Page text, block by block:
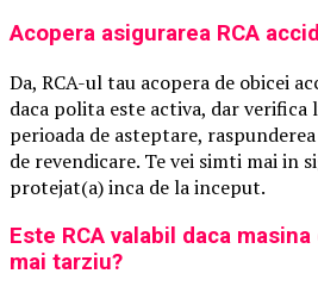
Acopera asigurarea RCA
Da, RCA-ul tau acopera de obicei
daca polita este activa, dar
perioada de asteptare,
de revendicare. Te vei simti mai in
protejat(a) inca de la inceput.
Este RCA valabil daca
mai tarziu?